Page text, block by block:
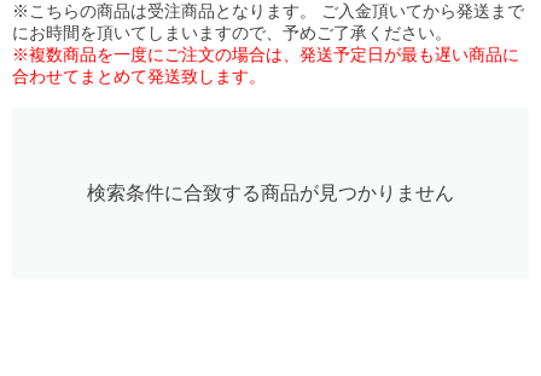
※こちらの商品は受注商品となります。 ご入金頂いてから発送まで
にお時間を頂いてしまいますので、予めご了承ください。
※複数商品を一度にご注文の場合は、発送予定日が最も遅い商品に
合わせてまとめて発送致します。
検索条件に合致する商品が見つかりません